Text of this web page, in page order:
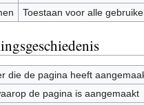
Toestaan voor alle
die de pagina heeft
de pagina is aangemaakt